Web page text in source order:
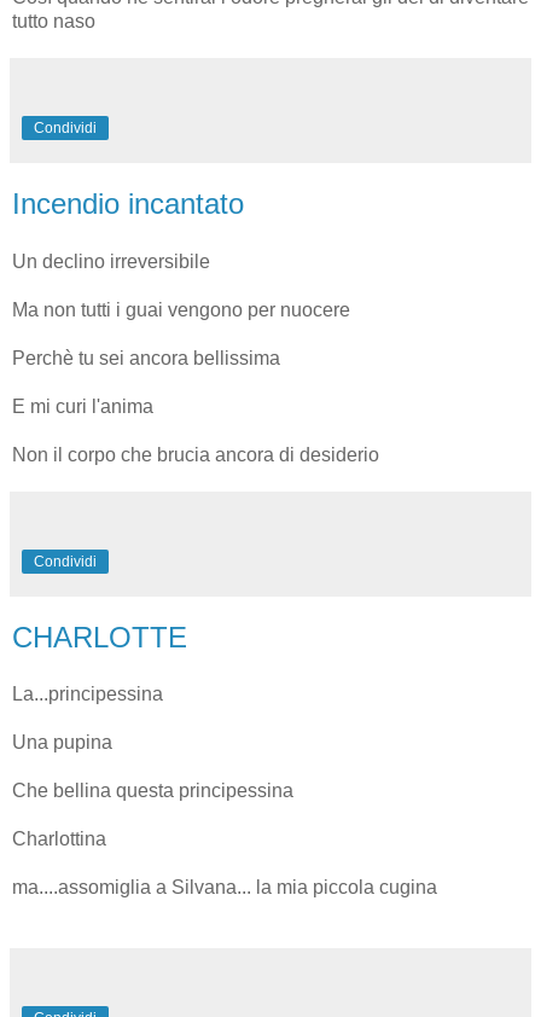
tutto naso
Condividi
Incendio incantato
Un declino irreversibile
Ma non tutti i guai vengono per nuocere
Perchè tu sei ancora bellissima
E mi curi l'anima
Non il corpo che brucia ancora di desiderio
Condividi
CHARLOTTE
La...principessina
Una pupina
Che bellina questa principessina
Charlottina
ma....assomiglia a Silvana... la mia piccola cugina